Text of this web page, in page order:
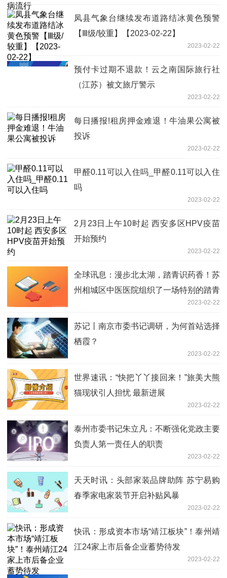
凤县气象台继续发布道路结冰黄色预警
【Ⅲ级/较重】【2023-02-22】
2023-02-22
预付卡过期不退款！云之南国际旅行社
（江苏）被文旅厅警示
2023-02-22
每日播报!租房押金难退！牛油果公寓被
投诉
2023-02-22
甲醛0.11可以入住吗_甲醛0.11可以入住
吗
2023-02-22
2月23日上午10时起 西安多区HPV疫苗
开始预约
2023-02-22
全球讯息：漫步北太湖，踏青识药香！苏
州相城区中医医院组织了一场特别的踏青
2023-02-22
苏记丨南京市委书记调研，为何首站选择
栖霞？
2023-02-22
世界速讯：“快把丫丫接回来！”旅美大熊
猫现状引人担忧 最新进展
2023-02-22
泰州市委书记朱立凡：不断强化党政主要
负责人第一责任人的职责
2023-02-22
天天时讯：头部家装品牌助阵 苏宁易购
春季家电家装节开启补贴风暴
2023-02-22
快讯：形成资本市场“靖江板块”！泰州靖
江24家上市后备企业蓄势待发
2023-02-22